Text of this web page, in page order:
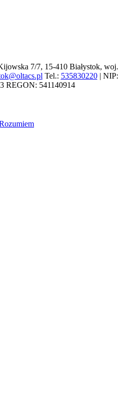
7/7, 15-410 Białystok, woj.
Tel.: 535830220| NIP:
REGON: 541140914